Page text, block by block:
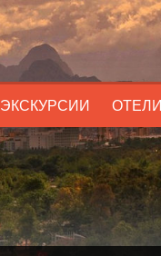
ЭКСКУРСИИ ОТЕЛИ